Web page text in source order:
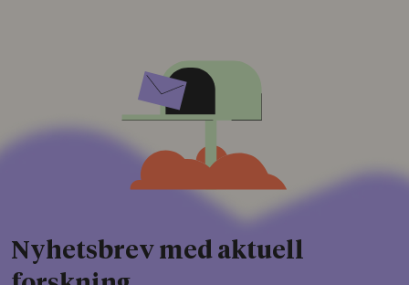
Nyhetsbrev med aktuell